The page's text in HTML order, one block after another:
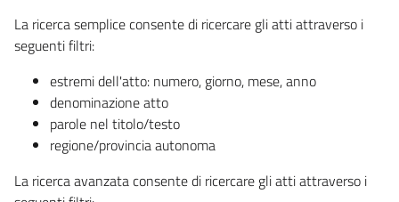
La ricerca semplice consente di ricercare gli atti attraverso i
seguenti filtri:
estremi dell'atto: numero, giorno, mese, anno
denominazione atto
parole nel titolo/testo
regione/provincia autonoma
La ricerca avanzata consente di ricercare gli atti attraverso i